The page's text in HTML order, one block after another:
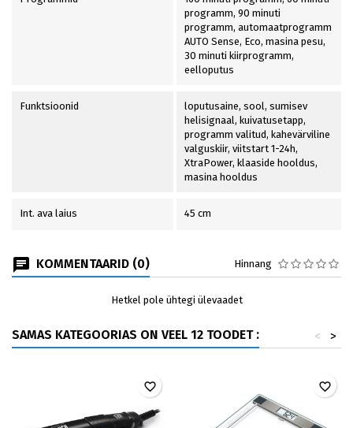
programm, 90 minuti
programm, automaatprogramm
AUTO Sense, Eco, masina pesu,
30 minuti kiirprogramm,
eelloputus
Funktsioonid
loputusaine, sool, sumisev
helisignaal, kuivatusetapp,
programm valitud, kahevärviline
valguskiir, viitstart 1-24h,
XtraPower, klaaside hooldus,
masina hooldus
Int. ava laius 45 cm
KOMMENTAARID (0) Hinnang
Hetkel pole ühtegi ülevaadet
SAMAS KATEGOORIAS ON VEEL 12 TOODET : >
<
favorite_border favorite_border